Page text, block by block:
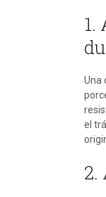
1.
Una
el
2.